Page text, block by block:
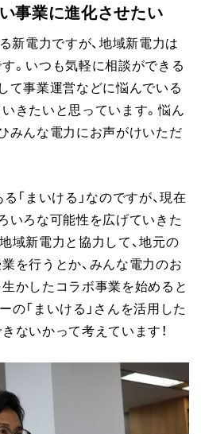
事業に進化させたい
新電力ですが、地域新電力は
。いつも気軽に相談ができる
て事業運営などに悩んでいる
きたいと思っています。悩ん
みんな電力にお声がけいただ
「まいける」なのですが、現在
いろな可能性を広げていきた
域新電力と協力して、地元の
を行うとか、みんな電力のお
かしたコラボ事業を始めると
の「まいける」さんを活用した
ないかって考えています！